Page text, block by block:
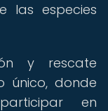
las especies
y rescate
único, donde
en